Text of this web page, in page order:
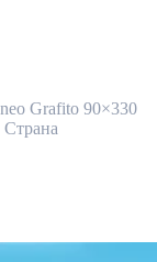
Grafito 90×330
Страна